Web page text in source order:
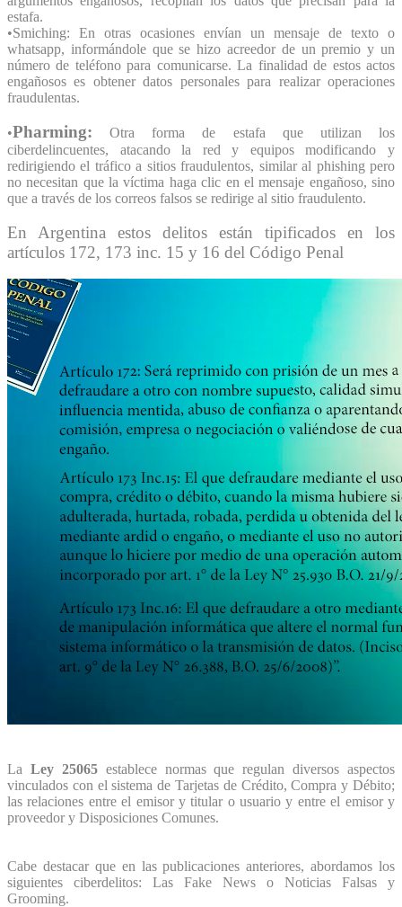
estafa.
•Smiching: En otras ocasiones envían un mensaje de texto o
whatsapp, informándole que se hizo acreedor de un premio y un
número de teléfono para comunicarse. La finalidad de estos actos
engañosos es obtener datos personales para realizar operaciones
fraudulentas.
•Pharming: Otra forma de estafa que utilizan los
ciberdelincuentes, atacando la red y equipos modificando y
redirigiendo el tráfico a sitios fraudulentos, similar al phishing pero
no necesitan que la víctima haga clic en el mensaje engañoso, sino
que a través de los correos falsos se redirige al sitio fraudulento.
En Argentina estos delitos están tipificados en los
artículos 172, 173 inc. 15 y 16 del Código Penal
La Ley 25065establece normas que regulan diversos aspectos
vinculados con el sistema de Tarjetas de Crédito, Compra y Débito;
las relaciones entre el emisor y titular o usuario y entre el emisor y
proveedor y Disposiciones Comunes.
Cabe destacar que en las publicaciones anteriores, abordamos los
siguientes ciberdelitos: Las Fake News o Noticias Falsas y
Grooming.